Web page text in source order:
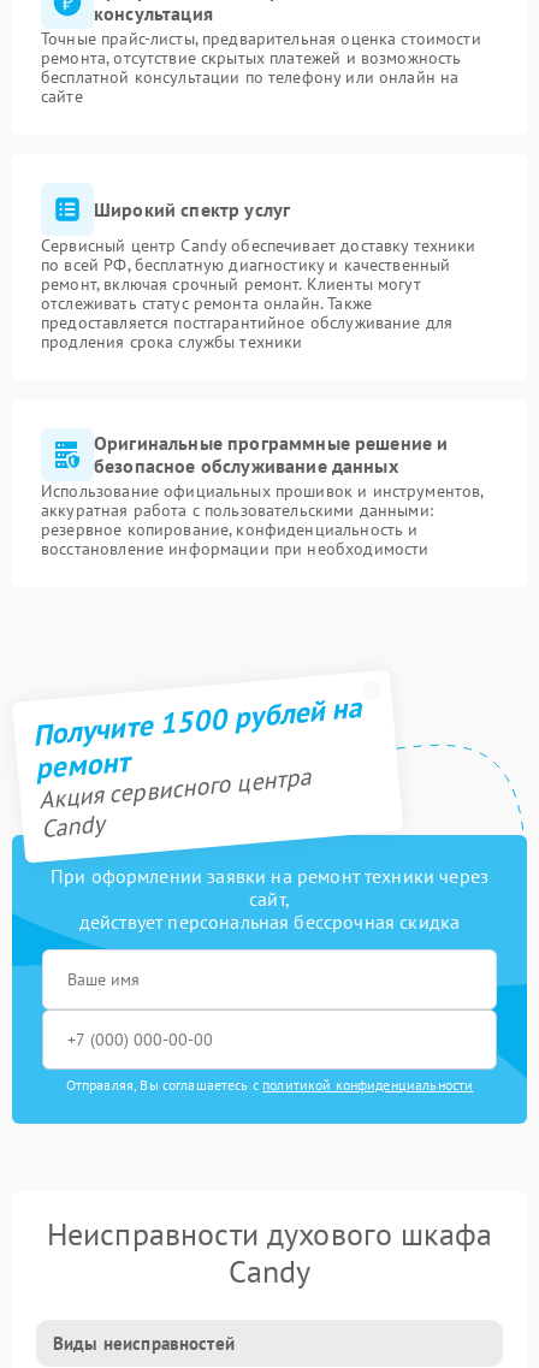
консультация
Точные прайс-листы, предварительная оценка стоимости
ремонта, отсутствие скрытых платежей и возможность
бесплатной консультации по телефону или онлайн на
сайте
Широкий спектр услуг
Сервисный центр Candy обеспечивает доставку техники
по всей РФ, бесплатную диагностику и качественный
ремонт, включая срочный ремонт. Клиенты могут
отслеживать статус ремонта онлайн. Также
предоставляется постгарантийное обслуживание для
продления срока службы техники
Оригинальные программные решение и
безопасное обслуживание данных
Использование официальных прошивок и инструментов,
аккуратная работа с пользовательскими данными:
резервное копирование, конфиденциальность и
восстановление информации при необходимости
Получите 1500 рублей на
ремонт
Акция сервисного центра
Candy
При оформлении заявки на ремонт техники через
сайт,
действует персональная бессрочная скидка
Отправляя, Вы соглашаетесь с политикой конфиденциальности
Неисправности духового шкафа
Candy
Виды неисправностей